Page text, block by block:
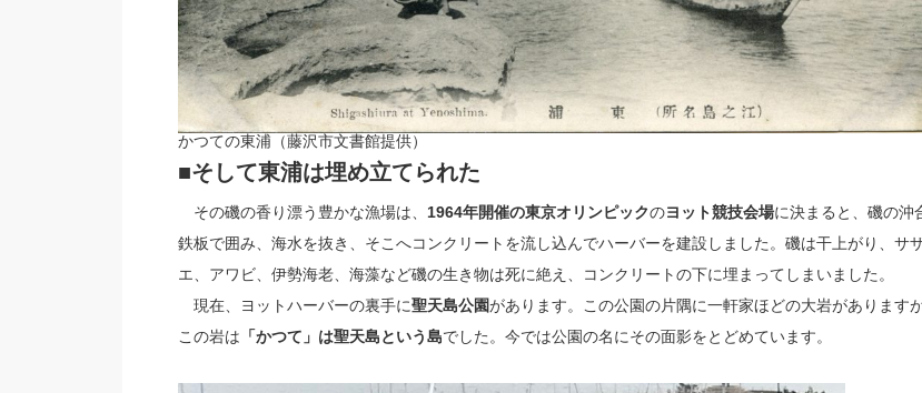
かつての東浦（藤沢市文書館提供）
■そして東浦は埋め立てられた
その磯の香り漂う豊かな漁場は、 1964年開催の東京オリンピックのヨット競技会場に決まると、磯の沖
鉄板で囲み、海水を抜き、そこへコンクリートを流し込んでハーバーを建設しました。磯は干上がり、サ
エ、アワビ、伊勢海老、海藻など磯の生き物は死に絶え、コンクリートの下に埋まってしまいました。
現在、ヨットハーバーの裏手に聖天島公園があります。この公園の片隅に一軒家ほどの大岩がありますが
この岩は 「かつて」は聖天島という島でした。今では公園の名にその面影をとどめています。